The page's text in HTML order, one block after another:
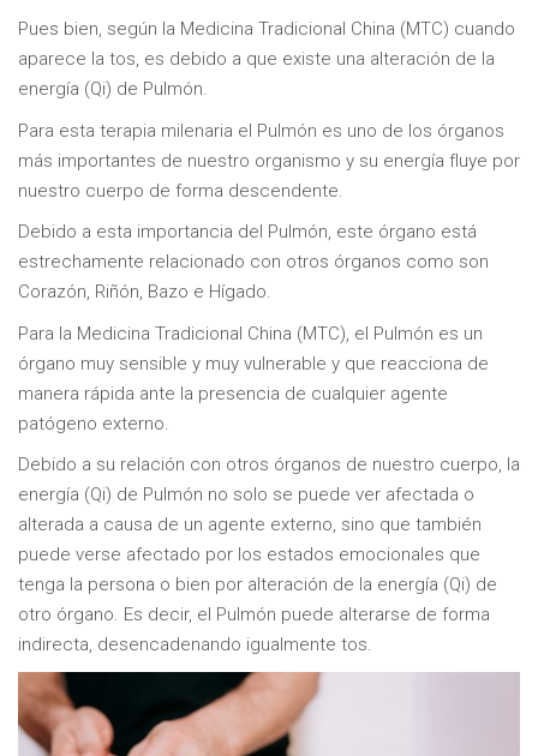
Pues bien, según la Medicina Tradicional China (MTC) cuando
aparece la tos, es debido a que existe una alteración de la
energía (Qi) de Pulmón.
Para esta terapia milenaria el Pulmón es uno de los órganos
más importantes de nuestro organismo y su energía fluye por
nuestro cuerpo de forma descendente.
Debido a esta importancia del Pulmón, este órgano está
estrechamente relacionado con otros órganos como son
Corazón, Riñón, Bazo e Hígado.
Para la Medicina Tradicional China (MTC), el Pulmón es un
órgano muy sensible y muy vulnerable y que reacciona de
manera rápida ante la presencia de cualquier agente
patógeno externo.
Debido a su relación con otros órganos de nuestro cuerpo, la
energía (Qi) de Pulmón no solo se puede ver afectada o
alterada a causa de un agente externo, sino que también
puede verse afectado por los estados emocionales que
tenga la persona o bien por alteración de la energía (Qi) de
otro órgano. Es decir, el Pulmón puede alterarse de forma
indirecta, desencadenando igualmente tos.